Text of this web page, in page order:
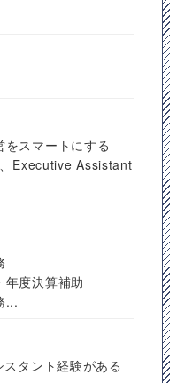
スマートにする
Executive Assistant
年度決算補助
...
タント経験がある